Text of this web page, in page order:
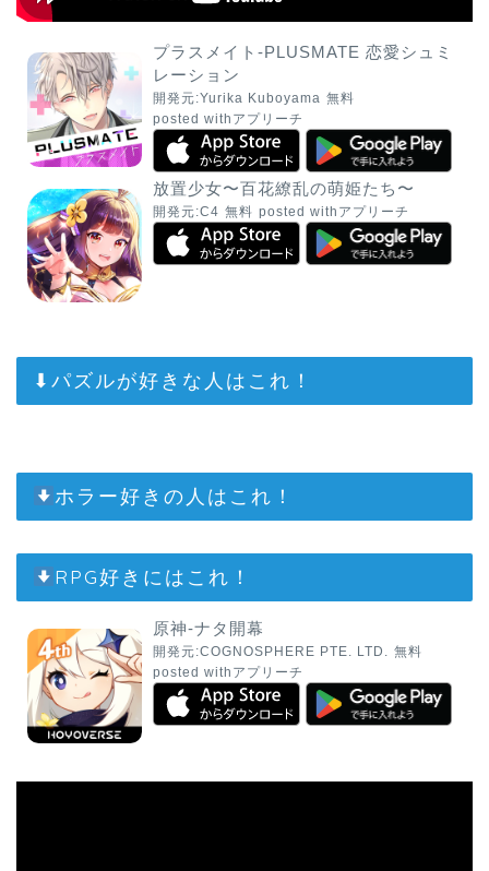
プラスメイト-PLUSMATE 恋愛シュミ
レーション
開発元:Yurika Kuboyama 無料
posted with アプリーチ
放置少女〜百花繚乱の萌姫たち〜
開発元:C4 無料 posted with アプリーチ
⬇︎パズルが好きな人はこれ！
ホラー好きの人はこれ！
RPG好きにはこれ！
原神-ナタ開幕
開発元:COGNOSPHERE PTE. LTD. 無料
posted with アプリーチ